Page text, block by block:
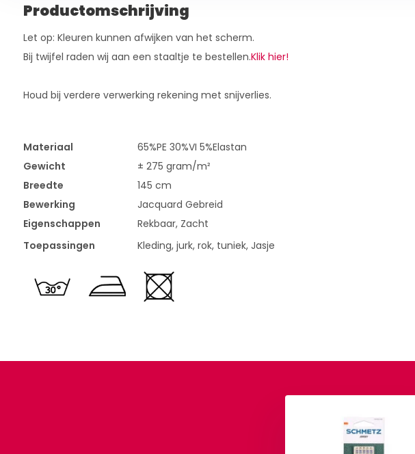
Productomschrijving
Let op: Kleuren kunnen afwijken van het scherm.
Bij twijfel raden wij aan een staaltje te bestellen.Klik hier!
Houd bij verdere verwerking rekening met snijverlies.
Materiaal
65%PE 30%VI 5%Elastan
Gewicht
± 275 gram/m²
Breedte
145 cm
Bewerking
Jacquard Gebreid
Eigenschappen
Rekbaar, Zacht
Toepassingen
Kleding, jurk, rok, tuniek, Jasje